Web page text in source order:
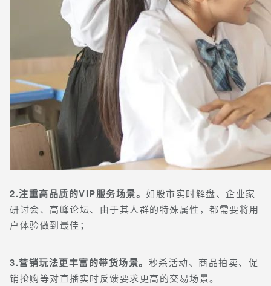
2.注重高品质的VIP服务场景。 如股市实时解盘、企业家
研讨会、高峰论坛、由于其人群的特殊属性，都需要将用
户体验做到最佳；
3.营销玩法更丰富的带货场景。 秒杀活动、商品拍卖、促
销抢购等对直播实时反馈要求更高的交易场景。